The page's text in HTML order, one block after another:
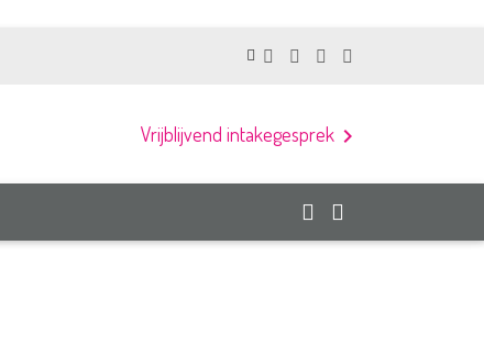
Vrijblijvend intakegesprek chevron_right